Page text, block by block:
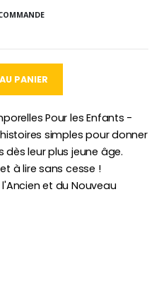
€23.00
PANIER
Pour les Enfants -
simples pour donner
leur plus jeune âge.
à lire sans cesse !
et du Nouveau